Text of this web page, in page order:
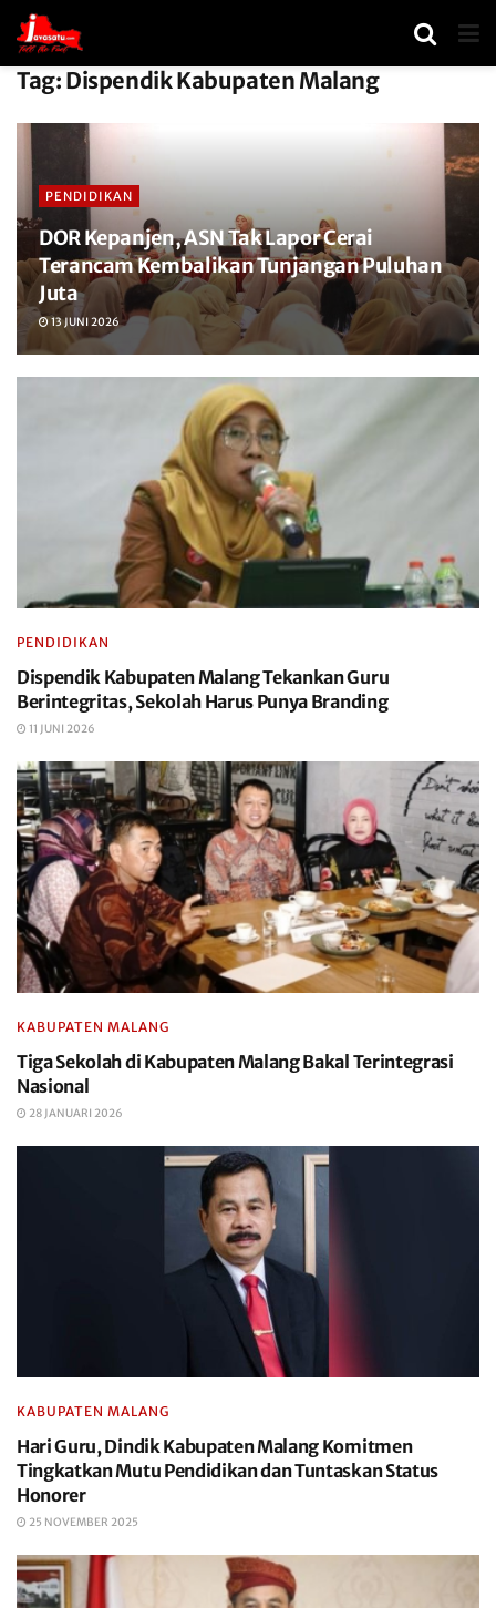
Tag: Dispendik Kabupaten Malang
PENDIDIKAN
DOR Kepanjen, ASN Tak Lapor Cerai
Terancam Kembalikan Tunjangan Puluhan
Juta
13 JUNI 2026
PENDIDIKAN
Dispendik Kabupaten Malang Tekankan Guru
Berintegritas, Sekolah Harus Punya Branding
11 JUNI 2026
KABUPATEN MALANG
Tiga Sekolah di Kabupaten Malang Bakal Terintegrasi
Nasional
28 JANUARI 2026
KABUPATEN MALANG
Hari Guru, Dindik Kabupaten Malang Komitmen
Tingkatkan Mutu Pendidikan dan Tuntaskan Status
Honorer
25 NOVEMBER 2025